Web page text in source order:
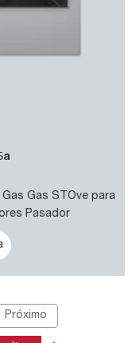
Gas Gas STOve para
Pasador
Próximo